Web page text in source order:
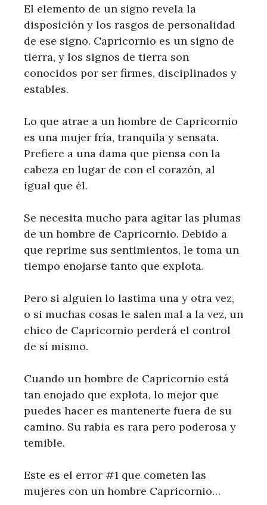
El elemento de un signo revela la
disposición y los rasgos de personalidad
de ese signo. Capricornio es un signo de
tierra, y los signos de tierra son
conocidos por ser firmes, disciplinados y
estables.
Lo que atrae a un hombre de Capricornio
es una mujer fría, tranquila y sensata.
Prefiere a una dama que piensa con la
cabeza en lugar de con el corazón, al
igual que él.
Se necesita mucho para agitar las plumas
de un hombre de Capricornio. Debido a
que reprime sus sentimientos, le toma un
tiempo enojarse tanto que explota.
Pero si alguien lo lastima una y otra vez,
o si muchas cosas le salen mal a la vez, un
chico de Capricornio perderá el control
de sí mismo.
Cuando un hombre de Capricornio está
tan enojado que explota, lo mejor que
puedes hacer es mantenerte fuera de su
camino. Su rabia es rara pero poderosa y
temible.
Este es el error #1 que cometen las
mujeres con un hombre Capricornio…